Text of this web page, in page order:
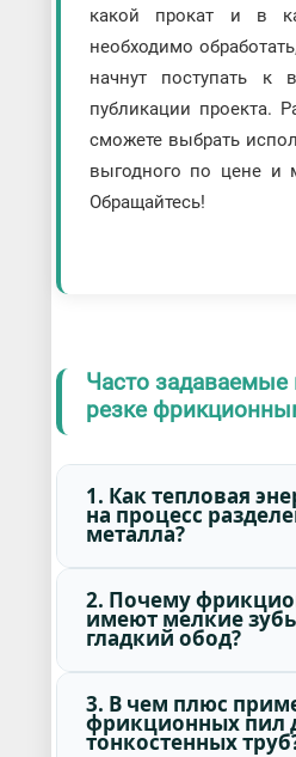
какой прокат и в
необходимо
начнут поступать
публикации проекта.
сможете выбрать
выгодного по цене и
Обращайтесь!
Часто
резке
1. Как тепловая
на процесс
металла?
2. Почему
имеют мелкие
гладкий обод?
3. В чем плюс
фрикционных пил
тонкостенных